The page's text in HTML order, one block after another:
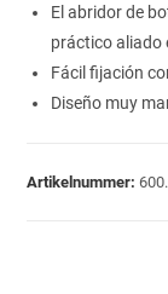
El abridor de
práctico aliado
Fácil fijación
Diseño muy
Artikelnummer: